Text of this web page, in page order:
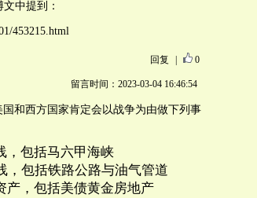
中提到：
453215.html
回复 0
留言时间：2023-03-04 16:46:54
和西方国家肯定会以战争为由做下列事
，包括马六甲海峡
，包括铁路公路与油气管道
产，包括美债黄金房地产